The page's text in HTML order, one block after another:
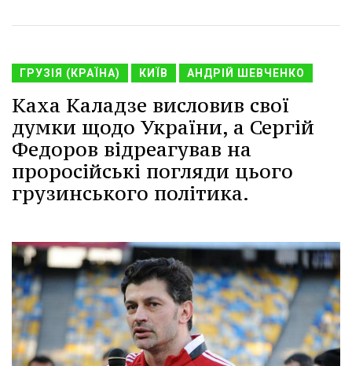
ГРУЗІЯ (КРАЇНА) КИЇВ АНДРІЙ ШЕВЧЕНКО
Каха Каладзе висловив свої
думки щодо України, а Сергій
Федоров відреагував на
проросійські погляди цього
грузинського політика.